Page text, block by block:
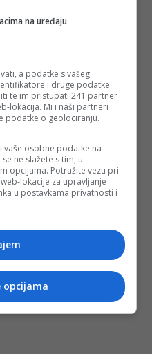
na uređaju
a podatke s vašeg
i druge podatke
te im pristupati 241 partner
lokacija. Mi i naši partneri
podatke o geolociranju.
osobne podatke na
ne slažete s tim, u
opcijama. Potražite vezu pri
lokacije za upravljanje
u postavkama privatnosti i
opcijama